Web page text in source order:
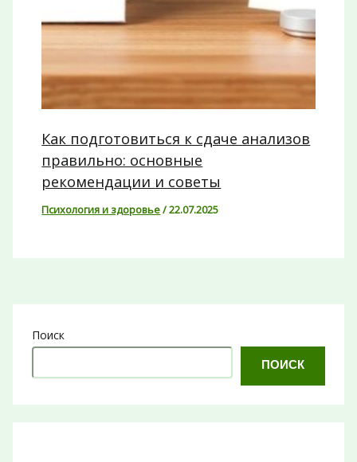
Как подготовиться к сдаче анализов
правильно: основные
рекомендации и советы
Психология и здоровье/22.07.2025
Поиск
ПОИСК